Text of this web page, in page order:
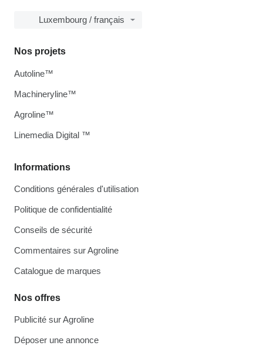
Luxembourg / français
Informations
Conditions générales d'utilisation
Politique de confidentialité
Conseils de sécurité
Commentaires sur Agroline
Catalogue de marques
Nos offres
Publicité sur Agroline
Déposer une annonce
Nos projets
Autoline™
Machineryline™
Agroline™
Linemedia Digital ™